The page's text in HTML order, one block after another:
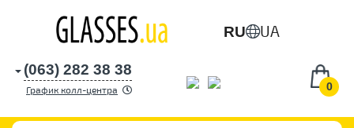
RU UA
0
(063) 282 38 38
График колл-центра